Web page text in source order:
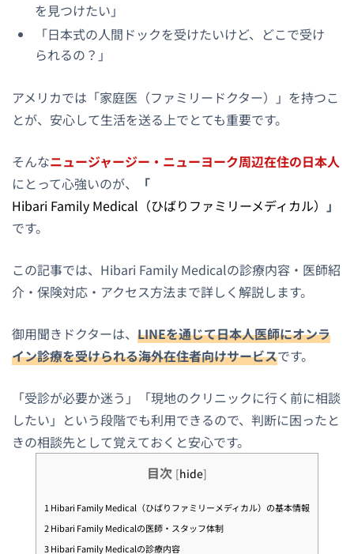
を見つけたい」
「日本式の人間ドックを受けたいけど、どこで受け
られるの？」
アメリカでは「家庭医（ファミリードクター）」を持つこ
とが、安心して生活を送る上でとても重要です。
そんなニュージャージー・ニューヨーク周辺在住の日本人
にとって心強いのが、
「
Hibari Family Medical（ひばりファミリーメディカル） 」
です。
この記事では、Hibari Family Medicalの診療内容・医師紹
介・保険対応・アクセス方法まで詳しく解説します。
御用聞きドクターは、 LINEを通じて日本人医師にオンラ
イン診療を受けられる海外在住者向けサービスです。
「受診が必要か迷う」「現地のクリニックに行く前に相談
したい」という段階でも利用できるので、判断に困ったと
きの相談先として覚えておくと安心です。
目次 [hide]
1 Hibari Family Medical（ひばりファミリーメディカル）の基本情報
2Hibari Family Medicalの医師・スタッフ体制
3Hibari Family Medicalの診療内容